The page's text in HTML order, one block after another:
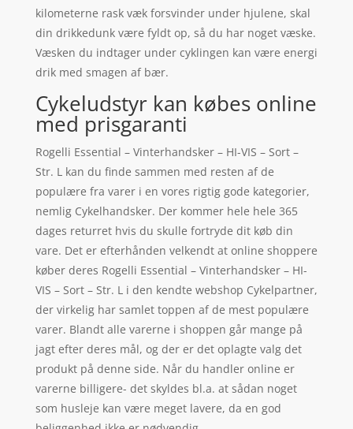
kilometerne rask væk forsvinder under hjulene, skal
din drikkedunk være fyldt op, så du har noget væske.
Væsken du indtager under cyklingen kan være energi
drik med smagen af bær.
Cykeludstyr kan købes online
med prisgaranti
Rogelli Essential – Vinterhandsker – HI-VIS – Sort –
Str. L kan du finde sammen med resten af de
populære fra varer i en vores rigtig gode kategorier,
nemlig Cykelhandsker. Der kommer hele hele 365
dages returret hvis du skulle fortryde dit køb din
vare. Det er efterhånden velkendt at online shoppere
køber deres Rogelli Essential – Vinterhandsker – HI-
VIS – Sort – Str. L i den kendte webshop Cykelpartner,
der virkelig har samlet toppen af de mest populære
varer. Blandt alle varerne i shoppen går mange på
jagt efter deres mål, og der er det oplagte valg det
produkt på denne side. Når du handler online er
varerne billigere- det skyldes bl.a. at sådan noget
som husleje kan være meget lavere, da en god